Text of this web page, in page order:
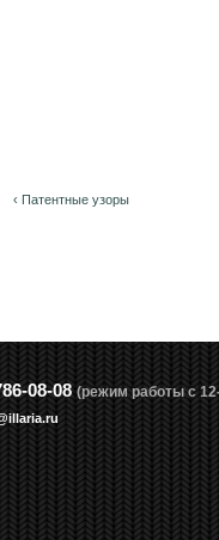
‹ Патентные узоры
08-08 (режим работы с